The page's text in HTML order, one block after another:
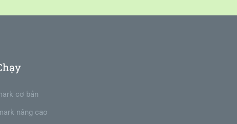
cơ bản
nâng cao